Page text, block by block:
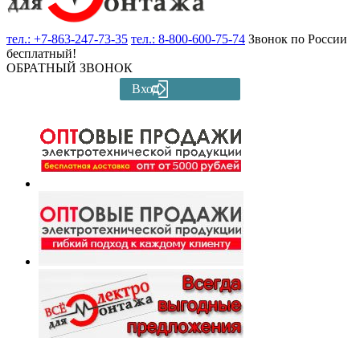
тел.: +7-863-247-73-35 тел.: 8-800-600-75-74 Звонок по России
бесплатный!
ОБРАТНЫЙ ЗВОНОК
Вход